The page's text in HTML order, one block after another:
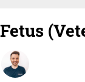
Fetus